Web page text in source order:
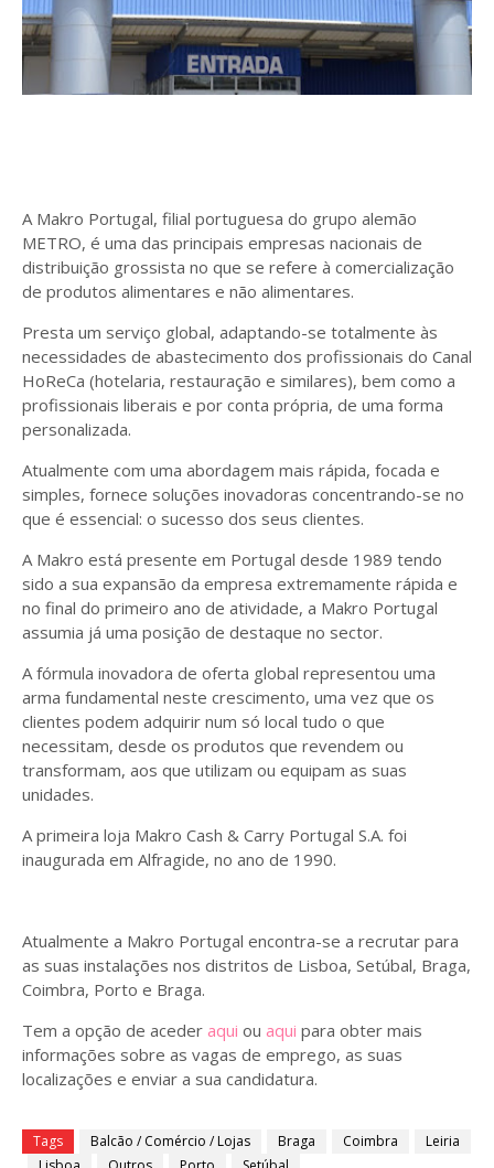
A Makro Portugal, filial portuguesa do grupo alemão
METRO, é uma das principais empresas nacionais de
distribuição grossista no que se refere à comercialização
de produtos alimentares e não alimentares.
Presta um serviço global, adaptando-se totalmente às
necessidades de abastecimento dos profissionais do Canal
HoReCa (hotelaria, restauração e similares), bem como a
profissionais liberais e por conta própria, de uma forma
personalizada.
Atualmente com uma abordagem mais rápida, focada e
simples, fornece soluções inovadoras concentrando-se no
que é essencial: o sucesso dos seus clientes.
A Makro está presente em Portugal desde 1989 tendo
sido a sua expansão da empresa extremamente rápida e
no final do primeiro ano de atividade, a Makro Portugal
assumia já uma posição de destaque no sector.
A fórmula inovadora de oferta global representou uma
arma fundamental neste crescimento, uma vez que os
clientes podem adquirir num só local tudo o que
necessitam, desde os produtos que revendem ou
transformam, aos que utilizam ou equipam as suas
unidades.
A primeira loja Makro Cash & Carry Portugal S.A. foi
inaugurada em Alfragide, no ano de 1990.
Atualmente a Makro Portugal encontra-se a recrutar para
as suas instalações nos distritos de Lisboa, Setúbal, Braga,
Coimbra, Porto e Braga.
Tem a opção de aceder aqui ou aqui para obter mais
informações sobre as vagas de emprego, as suas
localizações e enviar a sua candidatura.
Tags Balcão / Comércio / Lojas Braga Coimbra
Leiria